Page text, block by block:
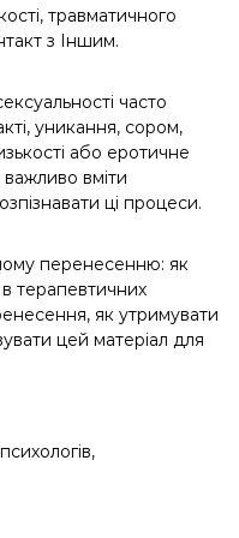
травматичного
з Іншим.
часто
уникання, сором,
або еротичне
вміти
ці процеси.
перенесенню: як
терапевтичних
як утримувати
цей матеріал для